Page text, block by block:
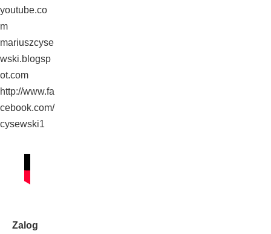
youtube.co
m
mariuszcyse
wski.blogsp
ot.com
http://www.fa
cebook.com/
cysewski1
Zalog